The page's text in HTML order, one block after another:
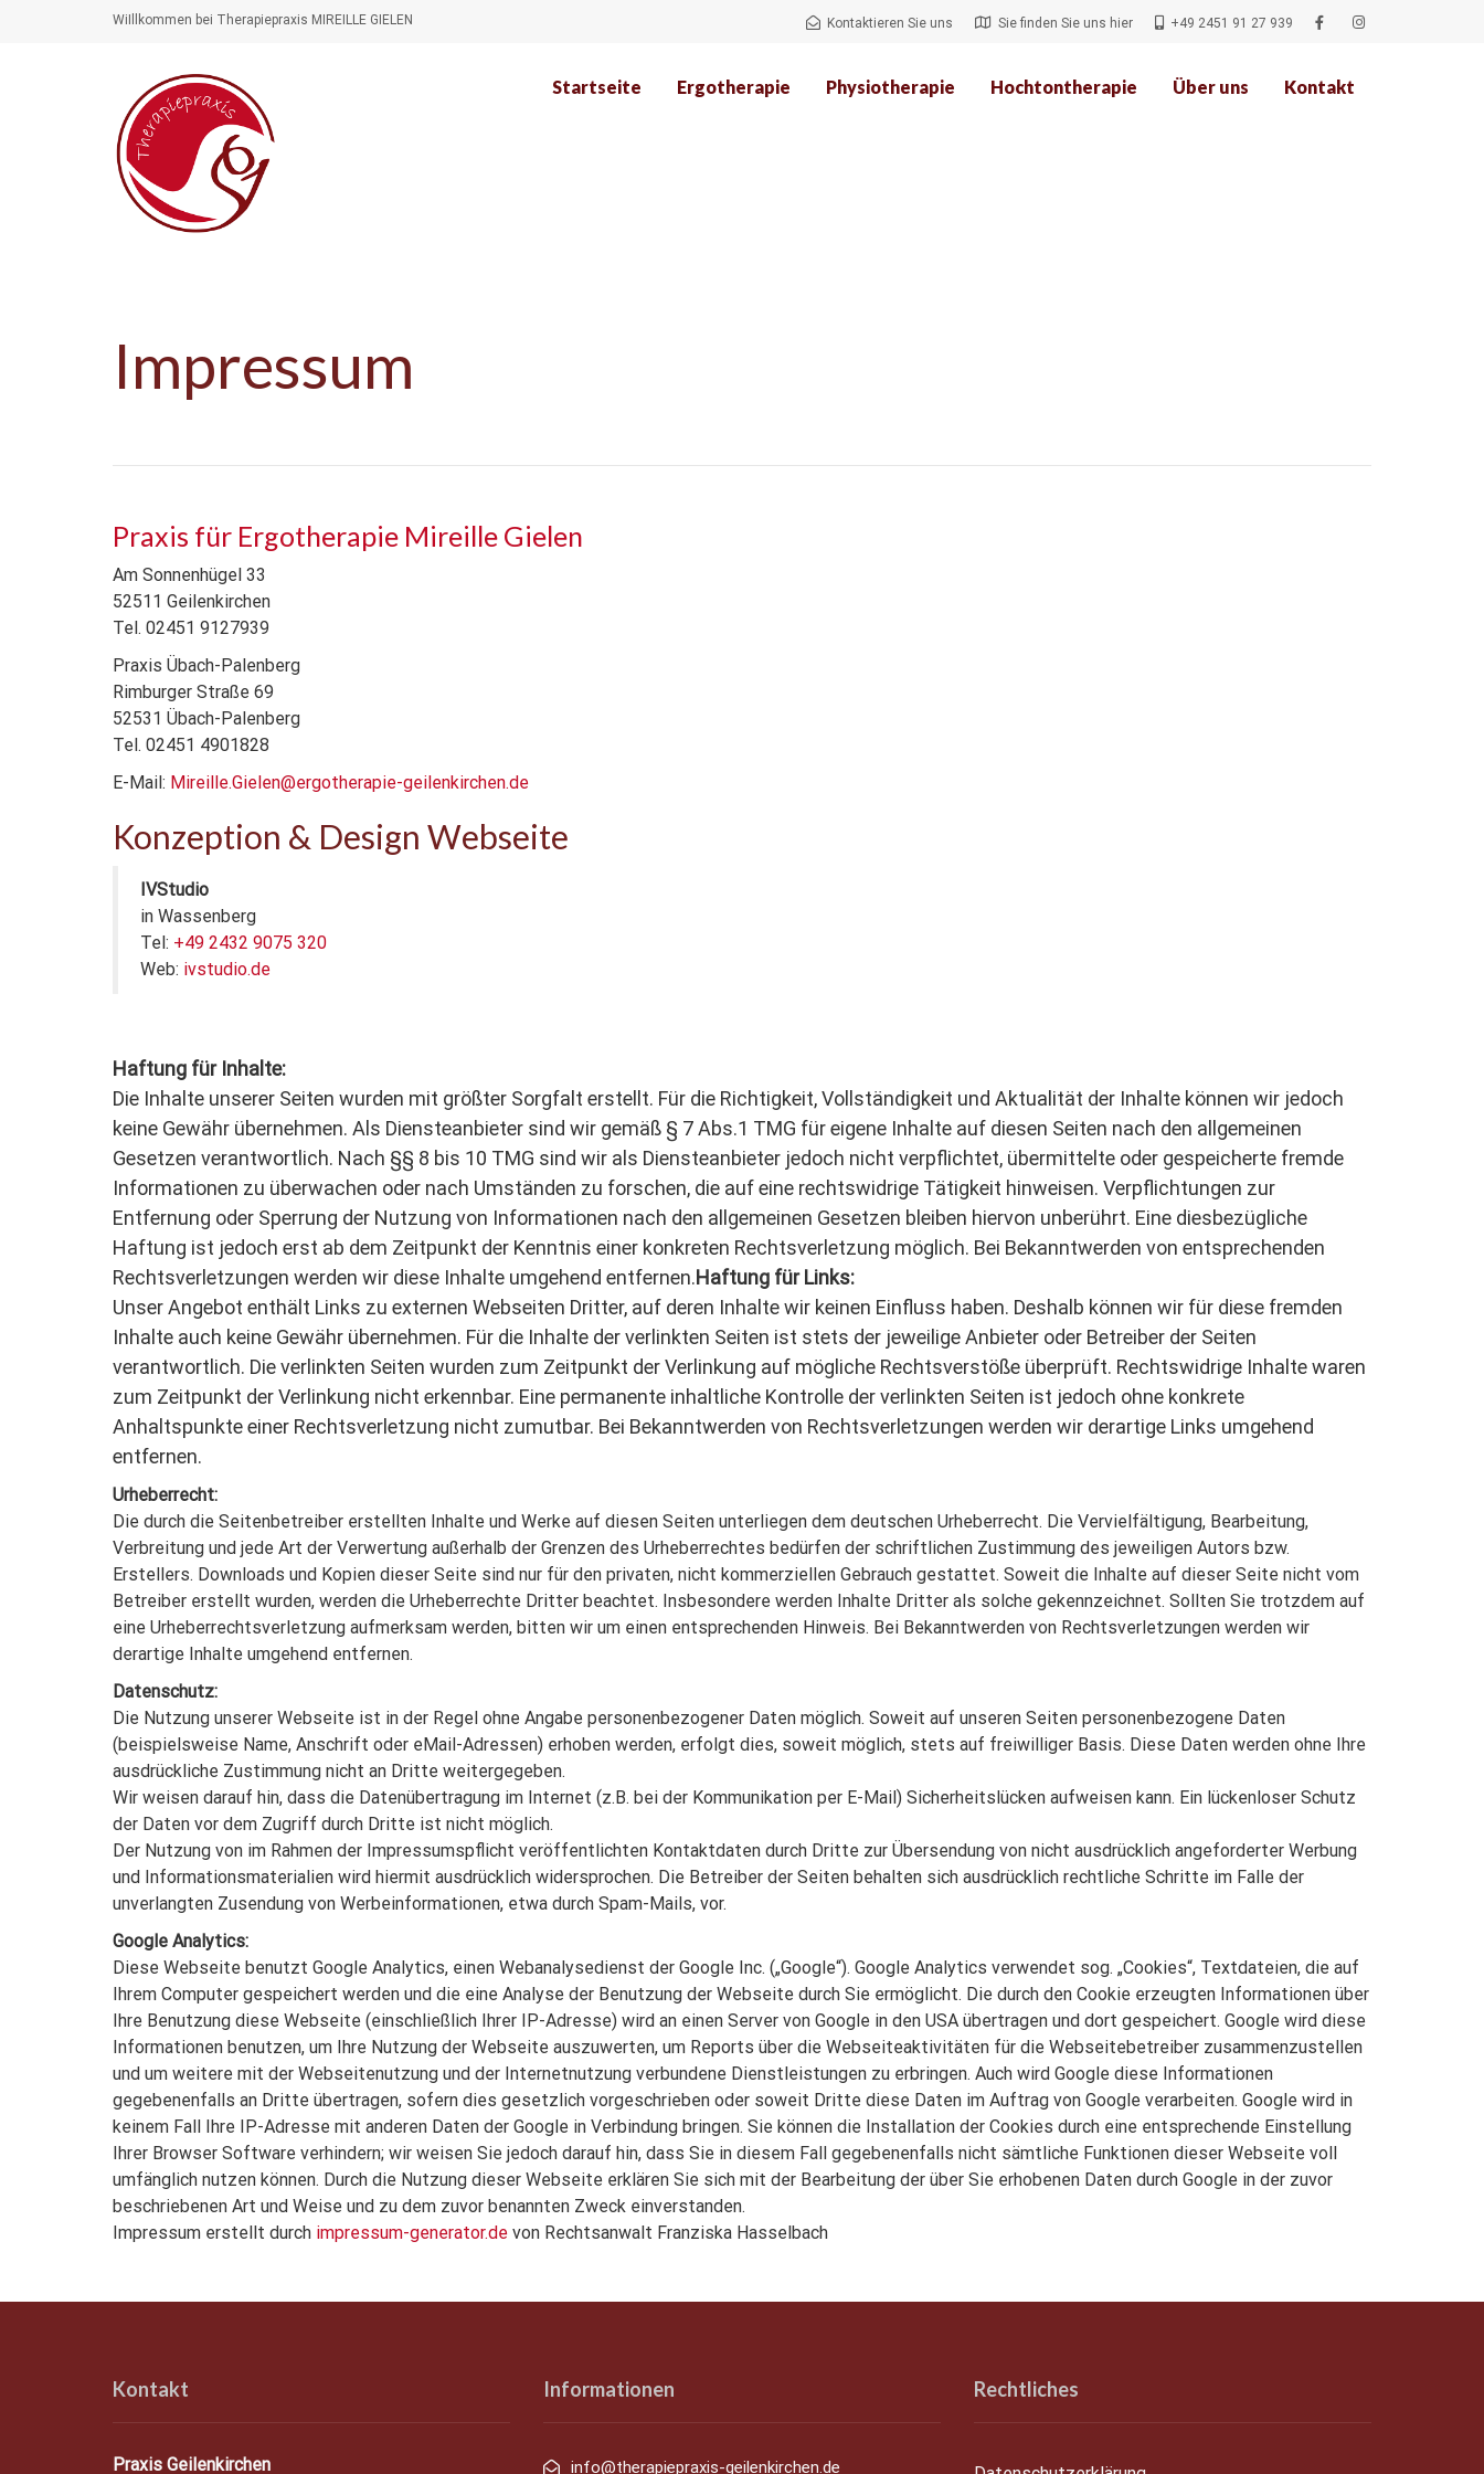
WiIllkommen bei Therapiepraxis MIREILLE GIELEN Kontaktieren Sie uns Sie finden Sie uns hier +49 2451 91 27 939
Startseite Ergotherapie Physiotherapie Hochtontherapie Über uns Kontakt
Impressum
Praxis für Ergotherapie Mireille Gielen
Am Sonnenhügel 33
52511 Geilenkirchen
Tel. 02451 9127939
Praxis Übach-Palenberg
Rimburger Straße 69
52531 Übach-Palenberg
Tel. 02451 4901828
E-Mail: Mireille.Gielen@ergotherapie-geilenkirchen.de
Konzeption & Design Webseite
IVStudio
in Wassenberg
Tel: +49 2432 9075 320
Web: ivstudio.de
Haftung für Inhalte:
Die Inhalte unserer Seiten wurden mit größter Sorgfalt erstellt. Für die Richtigkeit, Vollständigkeit und Aktualität der Inhalte können wir jedoch
keine Gewähr übernehmen. Als Diensteanbieter sind wir gemäß § 7 Abs.1 TMG für eigene Inhalte auf diesen Seiten nach den allgemeinen
Gesetzen verantwortlich. Nach §§ 8 bis 10 TMG sind wir als Diensteanbieter jedoch nicht verpflichtet, übermittelte oder gespeicherte fremde
Informationen zu überwachen oder nach Umständen zu forschen, die auf eine rechtswidrige Tätigkeit hinweisen. Verpflichtungen zur
Entfernung oder Sperrung der Nutzung von Informationen nach den allgemeinen Gesetzen bleiben hiervon unberührt. Eine diesbezügliche
Haftung ist jedoch erst ab dem Zeitpunkt der Kenntnis einer konkreten Rechtsverletzung möglich. Bei Bekanntwerden von entsprechenden
Rechtsverletzungen werden wir diese Inhalte umgehend entfernen.Haftung für Links:
Unser Angebot enthält Links zu externen Webseiten Dritter, auf deren Inhalte wir keinen Einfluss haben. Deshalb können wir für diese fremden
Inhalte auch keine Gewähr übernehmen. Für die Inhalte der verlinkten Seiten ist stets der jeweilige Anbieter oder Betreiber der Seiten
verantwortlich. Die verlinkten Seiten wurden zum Zeitpunkt der Verlinkung auf mögliche Rechtsverstöße überprüft. Rechtswidrige Inhalte waren
zum Zeitpunkt der Verlinkung nicht erkennbar. Eine permanente inhaltliche Kontrolle der verlinkten Seiten ist jedoch ohne konkrete
Anhaltspunkte einer Rechtsverletzung nicht zumutbar. Bei Bekanntwerden von Rechtsverletzungen werden wir derartige Links umgehend
entfernen.
Urheberrecht:
Die durch die Seitenbetreiber erstellten Inhalte und Werke auf diesen Seiten unterliegen dem deutschen Urheberrecht. Die Vervielfältigung, Bearbeitung,
Verbreitung und jede Art der Verwertung außerhalb der Grenzen des Urheberrechtes bedürfen der schriftlichen Zustimmung des jeweiligen Autors bzw.
Erstellers. Downloads und Kopien dieser Seite sind nur für den privaten, nicht kommerziellen Gebrauch gestattet. Soweit die Inhalte auf dieser Seite nicht vom
Betreiber erstellt wurden, werden die Urheberrechte Dritter beachtet. Insbesondere werden Inhalte Dritter als solche gekennzeichnet. Sollten Sie trotzdem auf
eine Urheberrechtsverletzung aufmerksam werden, bitten wir um einen entsprechenden Hinweis. Bei Bekanntwerden von Rechtsverletzungen werden wir
derartige Inhalte umgehend entfernen.
Datenschutz:
Die Nutzung unserer Webseite ist in der Regel ohne Angabe personenbezogener Daten möglich. Soweit auf unseren Seiten personenbezogene Daten
(beispielsweise Name, Anschrift oder eMail-Adressen) erhoben werden, erfolgt dies, soweit möglich, stets auf freiwilliger Basis. Diese Daten werden ohne Ihre
ausdrückliche Zustimmung nicht an Dritte weitergegeben.
Wir weisen darauf hin, dass die Datenübertragung im Internet (z.B. bei der Kommunikation per E-Mail) Sicherheitslücken aufweisen kann. Ein lückenloser Schutz
der Daten vor dem Zugriff durch Dritte ist nicht möglich.
Der Nutzung von im Rahmen der Impressumspflicht veröffentlichten Kontaktdaten durch Dritte zur Übersendung von nicht ausdrücklich angeforderter Werbung
und Informationsmaterialien wird hiermit ausdrücklich widersprochen. Die Betreiber der Seiten behalten sich ausdrücklich rechtliche Schritte im Falle der
unverlangten Zusendung von Werbeinformationen, etwa durch Spam-Mails, vor.
Google Analytics:
Diese Webseite benutzt Google Analytics, einen Webanalysedienst der Google Inc. („Google“). Google Analytics verwendet sog. „Cookies“, Textdateien, die auf
Ihrem Computer gespeichert werden und die eine Analyse der Benutzung der Webseite durch Sie ermöglicht. Die durch den Cookie erzeugten Informationen über
Ihre Benutzung diese Webseite (einschließlich Ihrer IP-Adresse) wird an einen Server von Google in den USA übertragen und dort gespeichert. Google wird diese
Informationen benutzen, um Ihre Nutzung der Webseite auszuwerten, um Reports über die Webseiteaktivitäten für die Webseitebetreiber zusammenzustellen
und um weitere mit der Webseitenutzung und der Internetnutzung verbundene Dienstleistungen zu erbringen. Auch wird Google diese Informationen
gegebenenfalls an Dritte übertragen, sofern dies gesetzlich vorgeschrieben oder soweit Dritte diese Daten im Auftrag von Google verarbeiten. Google wird in
keinem Fall Ihre IP-Adresse mit anderen Daten der Google in Verbindung bringen. Sie können die Installation der Cookies durch eine entsprechende Einstellung
Ihrer Browser Software verhindern; wir weisen Sie jedoch darauf hin, dass Sie in diesem Fall gegebenenfalls nicht sämtliche Funktionen dieser Webseite voll
umfänglich nutzen können. Durch die Nutzung dieser Webseite erklären Sie sich mit der Bearbeitung der über Sie erhobenen Daten durch Google in der zuvor
beschriebenen Art und Weise und zu dem zuvor benannten Zweck einverstanden.
Impressum erstellt durch impressum-generator.de von Rechtsanwalt Franziska Hasselbach
Kontakt
Praxis Geilenkirchen
Informationen
info@therapiepraxis-geilenkirchen.de
Rechtliches